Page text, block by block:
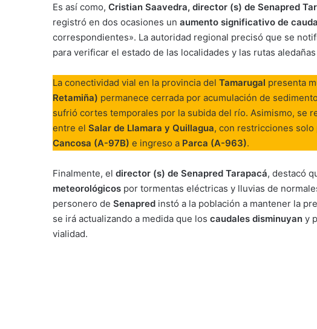
Es así como, Cristian Saavedra, director (s) de Senapred
registró en dos ocasiones un aumento significativo de
correspondientes». La autoridad regional precisó que se
para verificar el estado de las localidades y las rutas
La conectividad vial en la provincia del Tamarugal presenta
Retamiña) permanece cerrada por acumulación de
sufrió cortes temporales por la subida del río. Asimismo, se
entre el Salar de Llamara y Quillagua, con restricciones solo
Cancosa (A-97B) e ingreso a Parca (A-963).
Finalmente, el director (s) de Senapred Tarapacá, destacó
meteorológicos por tormentas eléctricas y lluvias de
personero de Senapred instó a la población a mantener la
se irá actualizando a medida que los caudales disminuyan y
vialidad.